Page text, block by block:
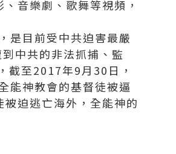
音樂劇、歌舞等視頻，
是目前受中共迫害最嚴
中共的非法抓捕、監
截至2017年9月30日，
能神教會的基督徒被逼
迫逃亡海外，全能神的